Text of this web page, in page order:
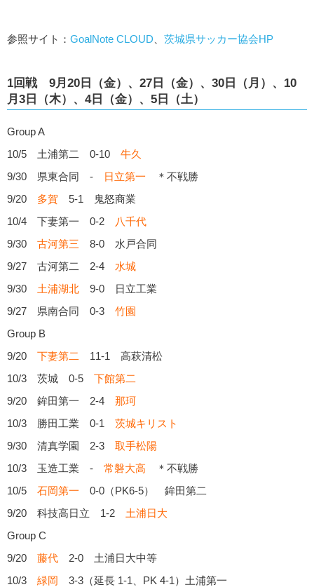
参照サイト： GoalNote CLOUD 茨城県サッカー協会HP
1回戦 9月20日（金）、27日（金）、30日（月）、10
月3日（木）、4日（金）、5日（土）
Group A
10/5 土浦第二 0-10 牛久
9/30 県東合同 -
日立第一
＊不戦勝
9/20 多賀 5-1 鬼怒商業
10/4 下妻第一 0-2
八千代
9/30 古河第三 8-0 水戸合同
9/27 古河第二 2-4 水城
9/30 土浦湖北 9-0 日立工業
9/27 県南合同 0-3 竹園
Group B
9/20 下妻第二
11-1 高萩清松
10/3 茨城 0-5 下館第二
9/20 鉾田第一 2-4 那珂
10/3 勝田工業 0-1 茨城キリスト
9/30 清真学園 2-3 取手松陽
10/3 玉造工業 - 常磐大高 ＊不戦勝
10/5 石岡第一 0-0（PK6-5） 鉾田第二
9/20 科技高日立 1-2 土浦日大
Group C
9/20 藤代 2-0 土浦日大中等
10/3 緑岡 3-3（延長 1-1、PK 4-1）土浦第一